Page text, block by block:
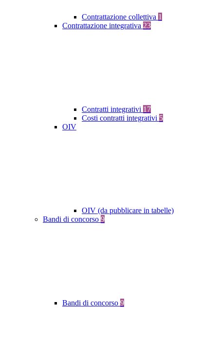
Contrattazione collettiva 1
Contrattazione integrativa 23
Contratti integrativi 17
Costi contratti integrativi 5
OIV
OIV (da pubblicare in tabelle)
Bandi di concorso 9
Bandi di concorso 9